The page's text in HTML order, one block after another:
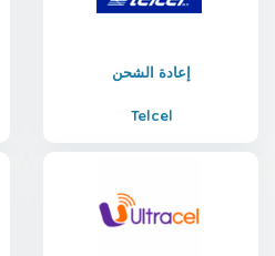
إعادة الشحن
Telcel